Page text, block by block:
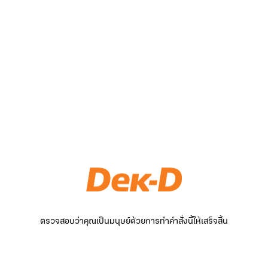
ตรวจสอบว่าคุณเป็นมนุษย์ด้วยการทำคำสั่งนี้ให้เสร็จสิ้น